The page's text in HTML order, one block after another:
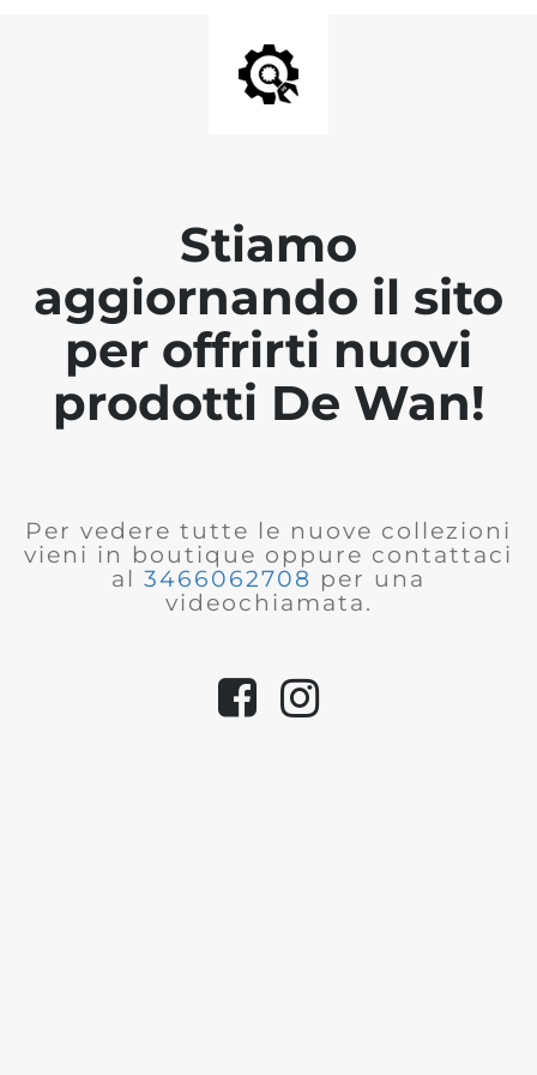
Stiamo
aggiornando il sito
per offrirti nuovi
prodotti De Wan!
Per vedere tutte le nuove collezioni
vieni in boutique oppure contattaci
al 3466062708 per una
videochiamata.